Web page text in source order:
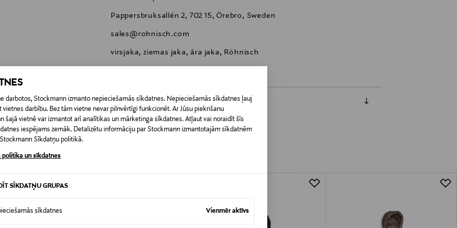
darbotos, Stockmann izmanto nepieciešamās sīkdatnes. Nepieciešamās sīkdatnes ļauj
vietnes darbību. Bez tām vietne nevar pilnvērtīgi funkcionēt. Ar Jūsu piekrišanu
šajā vietnē var izmantot arī analītikas un mārketinga sīkdatnes. Atļaut vai noraidīt šīs
iespējams zemāk. Detalizētu informāciju par Stockmann izmantotajām sīkdatnēm
Sīkdatņu politikā.
politika un sīkdatnes
SĪKDATŅU GRUPAS
sīkdatnes Vienmēr aktīvs
Pappersbruksallén 2, 702 15, Örebro, Sweden
sales@rohnisch.com
virsjaka, ziemas jaka, āra jaka, Röhnisch
0,00 €